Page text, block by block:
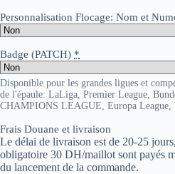
Badge (PATCH) *
Disponible pour les grandes ligues et
de l'épaule: LaLiga, Premier League,
CHAMPIONS LEAGUE, Europa League,
Frais Douane et livraison
Le délai de livraison est de 20-25
obligatoire 30 DH/maillot sont payés
du lancement de la commande.